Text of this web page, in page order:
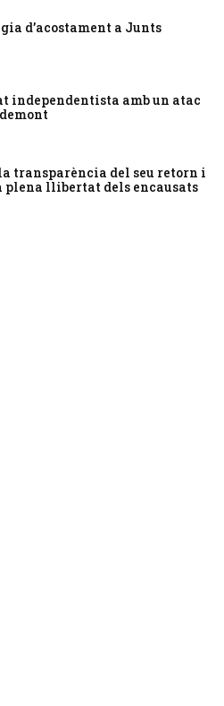
d’acostament a Junts
independentista amb un atac
transparència del seu retorn i
plena llibertat dels encausats